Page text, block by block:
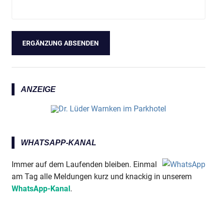
ANZEIGE
WHATSAPP-KANAL
Immer auf dem Laufenden bleiben. Einmal
am Tag alle Meldungen kurz und knackig in unserem
WhatsApp-Kanal.